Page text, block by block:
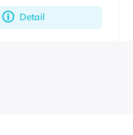
Detail